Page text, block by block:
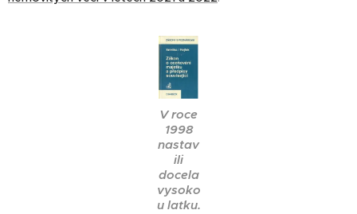
V roce
1998
nastav
ili
docela
vysoko
u laťku.